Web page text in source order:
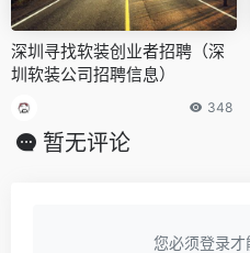
深圳寻找软装创业者招聘（深
圳软装公司招聘信息）
348
暂无评论
您必须登录才